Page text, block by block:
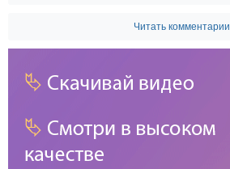
Читать комментарии